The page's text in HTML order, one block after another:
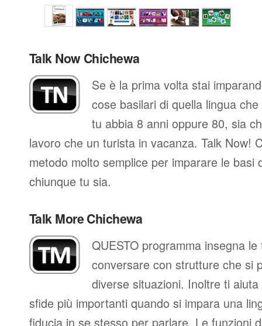
Talk Now Chichewa
Se è la prima volta stai
cose basilari di quella lingua
tu abbia 8 anni oppure 80, sia
lavoro che un turista in vacanza. Talk Now!
metodo molto semplice per imparare le basi
chiunque tu sia.
Talk More Chichewa
QUESTO programma insegna
conversare con strutture che si
diverse situazioni. Inoltre ti
sfide più importanti quando si impara una
fiducia in se stesso per parlare. Le funzioni